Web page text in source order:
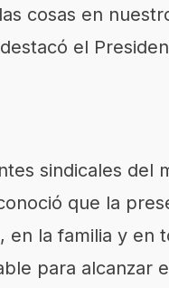
cosas en
el
sindicales del
que la
en la familia y en
para alcanzar